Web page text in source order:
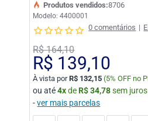
Modelo: 4400001
Produtos vendidos:8706
0 comentários |
R$ 139,10
R$ 164,10
À vista porR$ 132,15 (5% OFF no
ou até4xdeR$ 34,78 sem
-ver mais parcelas